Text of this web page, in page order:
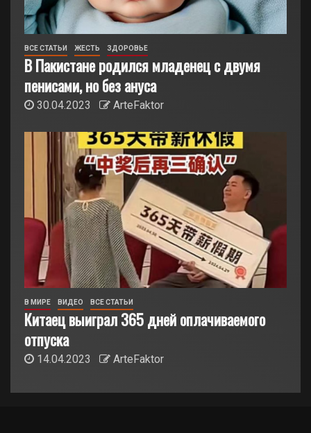
ВСЕ СТАТЬИ ЖЕСТЬ ЗДОРОВЬЕ
В Пакистане родился младенец с двумя
пенисами, но без ануса
30.04.2023 ArteFaktor
В МИРЕ ВИДЕО ВСЕ СТАТЬИ
Китаец выиграл 365 дней оплачиваемого
отпуска
14.04.2023 ArteFaktor